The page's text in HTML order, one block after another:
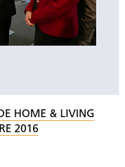
HOME & LIVING
2016